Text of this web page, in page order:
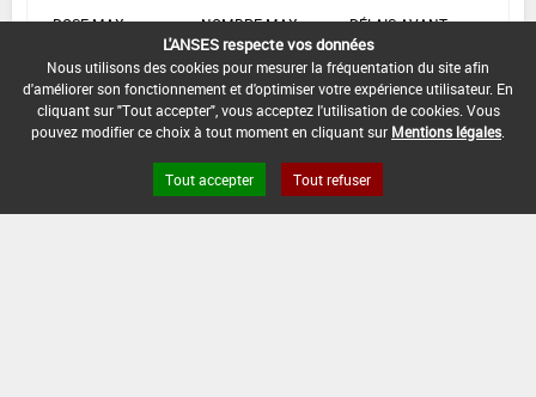
DOSE MAX
NOMBRE MAX
D'APPLICATION
DÉLAIS AVANT
RÉCOLTE
1,75 L/ha 1 -
INTERVALLE MINIMUM ENTRE APPLICATIONS :
L'ANSES respecte vos données
Nous utilisons des cookies pour mesurer la fréquentation du site afin
d'améliorer son fonctionnement et d'optimiser votre expérience utilisateur. En
cliquant sur "Tout accepter", vous acceptez l'utilisation de cookies. Vous
pouvez modifier ce choix à tout moment en cliquant sur Mentions légales
Tout accepter Tout refuser